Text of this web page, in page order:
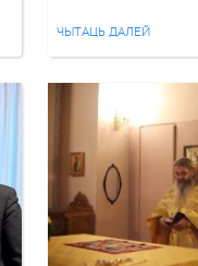
Ульяновске, в
родителей
Андрей окончил
семью и
его супруги
ЧЫТАЦЬ ДАЛЕЙ